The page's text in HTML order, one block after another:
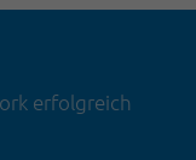
erfolgreich